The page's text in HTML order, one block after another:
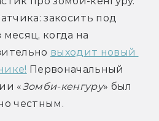
закосить под
когда на
выходит новый
Первоначальный
«Зомби-кенгуру» был
честным.